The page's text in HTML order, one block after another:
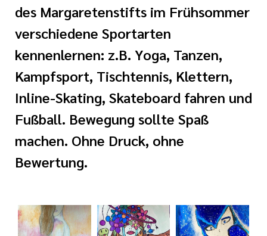
der cts
Dienst
des Margaretenstifts im Frühsommer
verschiedene Sportarten
kennenlernen: z.B. Yoga, Tanzen,
Kampfsport, Tischtennis, Klettern,
Inline-Skating, Skateboard fahren und
Fußball. Bewegung sollte Spaß
machen. Ohne Druck, ohne
Bewertung.